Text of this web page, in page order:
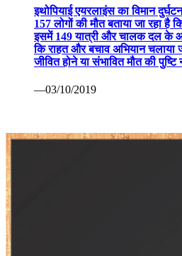
इथोपियाई एयरलाइंस का विमान
157 लोगों की मौत बताया जा रहा है
इसमें 149 यात्री और चालक दल के
कि राहत और बचाव अभियान
जीवित होने या संभावित मौत की
—03/10/2019